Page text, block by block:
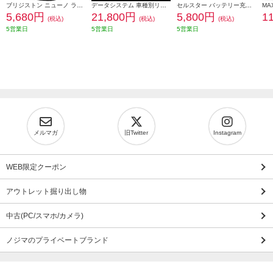
5,680円
(税込)
5営業日
21,800円
(税込)
5営業日
5,800円
(税込)
5営業日
メルマガ 旧Twitter Instagram
WEB限定クーポン
アウトレット掘り出し物
中古(PC/スマホ/カメラ)
ノジマのプライベートブランド